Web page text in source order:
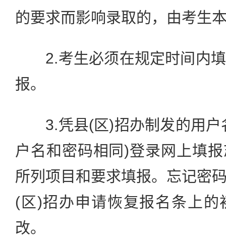
的要求而影响录取的，由考生
2.考生必须在规定时间内填
报。
3.凭县(区)招办制发的用户
户名和密码相同)登录网上填
所列项目和要求填报。忘记密
(区)招办申请恢复报名条上的
改。